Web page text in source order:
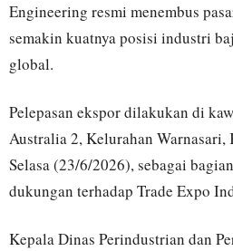
Engineering resmi menembus
semakin kuatnya posisi industri
global.
Pelepasan ekspor dilakukan di
Australia 2, Kelurahan
Selasa (23/6/2026), sebagai
dukungan terhadap Trade Expo
Kepala Dinas Perindustrian dan